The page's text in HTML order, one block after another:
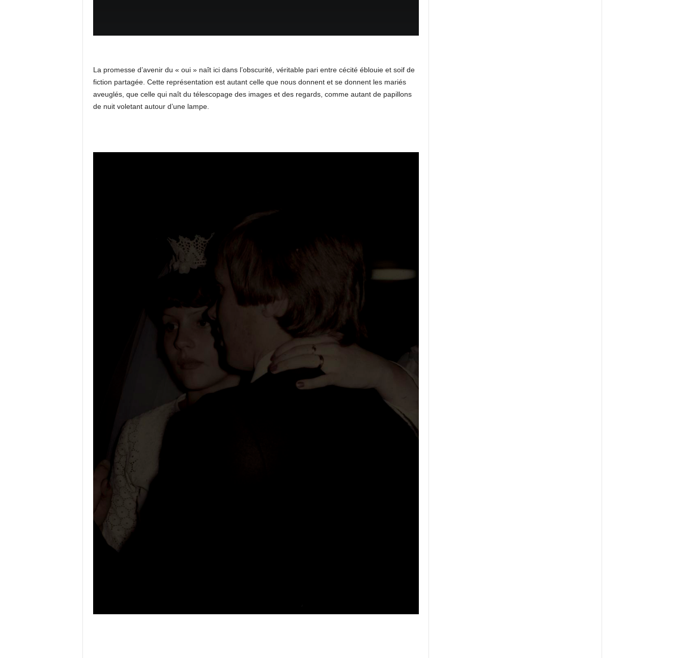
La promesse d’avenir du « oui » naît ici dans l’obscurité, véritable pari entre cécité éblouie et soif de
fiction partagée. Cette représentation est autant celle que nous donnent et se donnent les mariés
aveuglés, que celle qui naît du télescopage des images et des regards, comme autant de papillons
de nuit voletant autour d’une lampe.